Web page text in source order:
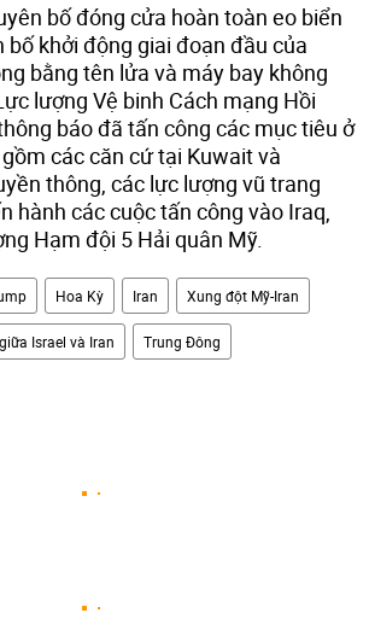
bố đóng cửa hoàn toàn eo biển
bố khởi động giai đoạn đầu của
bằng tên lửa và máy bay không
lượng Vệ binh Cách mạng Hồi
báo đã tấn công các mục tiêu ở
các căn cứ tại Kuwait và
thông, các lực lượng vũ trang
hành các cuộc tấn công vào Iraq,
Hạm đội 5 Hải quân Mỹ.
Hoa Kỳ Iran Xung đột Mỹ-Iran
Israel và Iran Trung Đông